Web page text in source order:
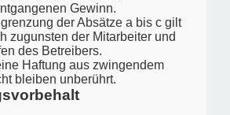
Gewinn.
der Absätze a bis c gilt
zugunsten der Mitarbeiter und
des Betreibers.
Haftung aus zwingendem
bleiben unberührt.